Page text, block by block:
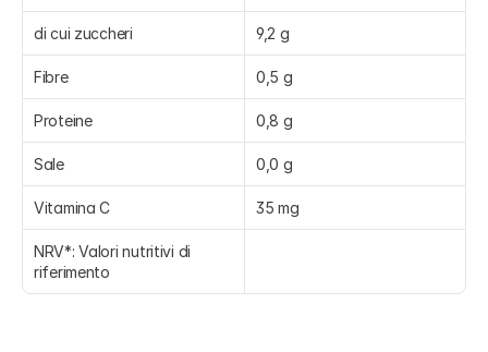
di cui zuccheri 9,2 g
Fibre 0,5 g
Proteine 0,8 g
Sale 0,0 g
Vitamina C 35 mg
NRV*: Valori nutritivi di
riferimento